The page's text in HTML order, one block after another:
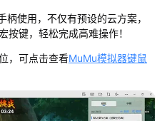
使用，不仅有预设的云方案，
按键，轻松完成高难操作！
，可点击查看MuMu模拟器键鼠